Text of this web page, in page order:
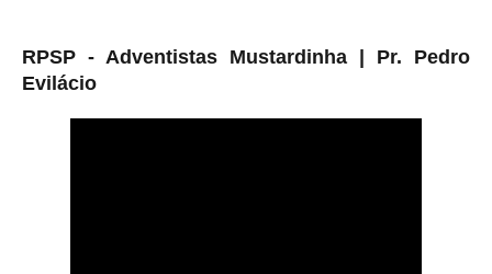
RPSP - Adventistas Mustardinha | Pr. Pedro
Evilácio